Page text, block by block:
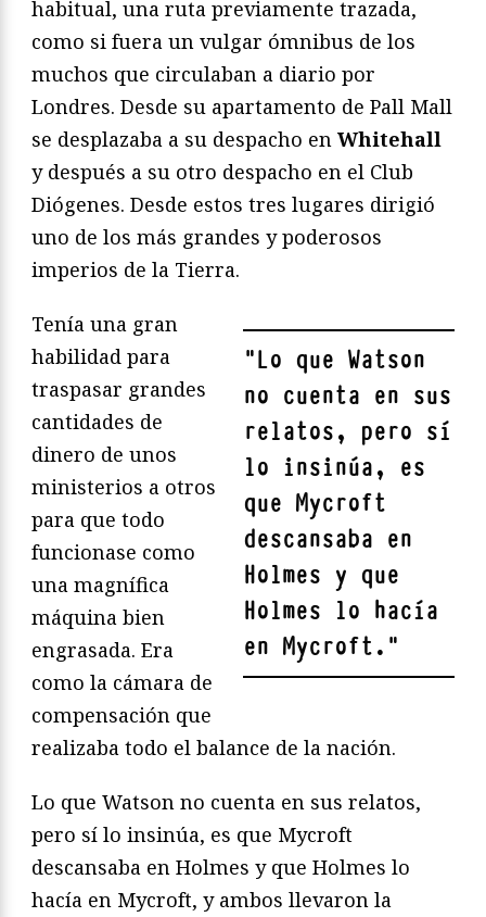
habitual, una ruta previamente trazada,
como si fuera un vulgar ómnibus de los
muchos que circulaban a diario por
Londres. Desde su apartamento de Pall Mall
se desplazaba a su despacho en Whitehall
y después a su otro despacho en el Club
Diógenes. Desde estos tres lugares dirigió
uno de los más grandes y poderosos
imperios de la Tierra.
"Lo que Watson
no cuenta en sus
relatos, pero sí
lo insinúa, es
que Mycroft
descansaba en
Holmes y que
Holmes lo hacía
en Mycroft. "
Tenía una gran
habilidad para
traspasar grandes
cantidades de
dinero de unos
ministerios a otros
para que todo
funcionase como
una magnífica
máquina bien
engrasada. Era
como la cámara de
compensación que
realizaba todo el balance de la nación.
Lo que Watson no cuenta en sus relatos,
pero sí lo insinúa, es que Mycroft
descansaba en Holmes y que Holmes lo
hacía en Mycroft, y ambos llevaron la